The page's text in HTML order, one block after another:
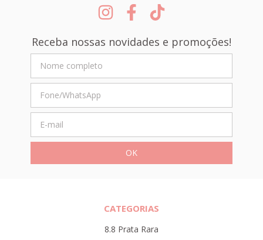
Receba nossas novidades e promoções!
CATEGORIAS
8.8 Prata Rara